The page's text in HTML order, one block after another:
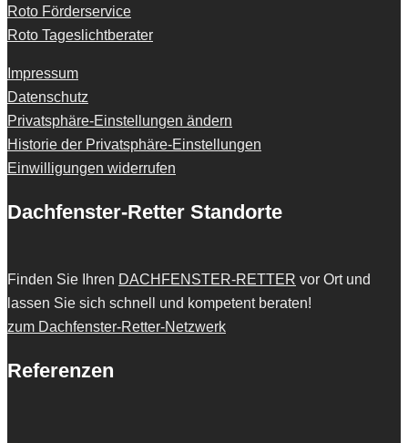
Roto Förderservice
Roto Tageslichtberater
Impressum
Datenschutz
Privatsphäre-Einstellungen ändern
Historie der Privatsphäre-Einstellungen
Einwilligungen widerrufen
Dachfenster-Retter Standorte
Finden Sie Ihren DACHFENSTER-RETTER vor Ort und
lassen Sie sich schnell und kompetent beraten!
zum Dachfenster-Retter-Netzwerk
Referenzen